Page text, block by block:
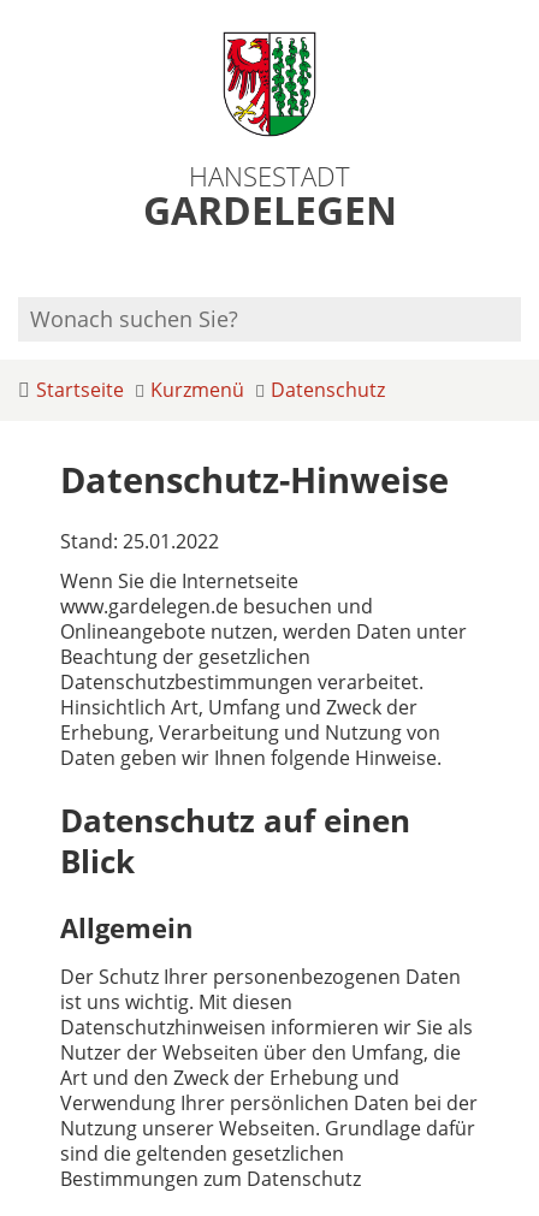
HANSESTADT
GARDELEGEN
Startseite Kurzmenü Datenschutz
Datenschutz-Hinweise
Stand: 25.01.2022
Wenn Sie die Internetseite
www.gardelegen.de besuchen und
Onlineangebote nutzen, werden Daten unter
Beachtung der gesetzlichen
Datenschutzbestimmungen verarbeitet.
Hinsichtlich Art, Umfang und Zweck der
Erhebung, Verarbeitung und Nutzung von
Daten geben wir Ihnen folgende Hinweise.
Datenschutz auf einen
Blick
Allgemein
Der Schutz Ihrer personenbezogenen Daten
ist uns wichtig. Mit diesen
Datenschutzhinweisen informieren wir Sie als
Nutzer der Webseiten über den Umfang, die
Art und den Zweck der Erhebung und
Verwendung Ihrer persönlichen Daten bei der
Nutzung unserer Webseiten. Grundlage dafür
sind die geltenden gesetzlichen
Bestimmungen zum Datenschutz